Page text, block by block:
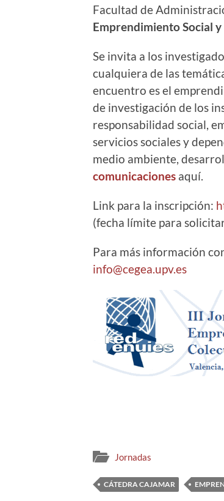
Facultad de
Emprendimiento Social
Se invita a los
cualquiera de las
encuentro es el
de investigación de los
responsabilidad social,
servicios sociales y
medio ambiente,
comunicaciones aquí.
Link para la inscripción:
(fecha límite para
Para más información
info@cegea.upv.es
Jornadas
CÁTEDRA CAJAMAR